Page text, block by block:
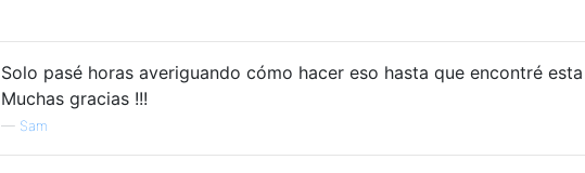
Solo pasé horas averiguando cómo hacer eso hasta que encontré
Muchas gracias !!!
— Sam